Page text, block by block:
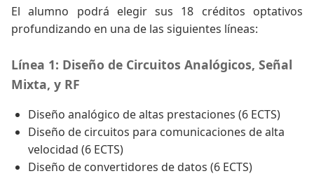
El alumno podrá elegir sus 18 créditos optativos
profundizando en una de las siguientes líneas:
Línea 1: Diseño de Circuitos Analógicos, Señal
Mixta, y RF
Diseño analógico de altas prestaciones (6 ECTS)
Diseño de circuitos para comunicaciones de alta
velocidad (6 ECTS)
Diseño de convertidores de datos (6 ECTS)